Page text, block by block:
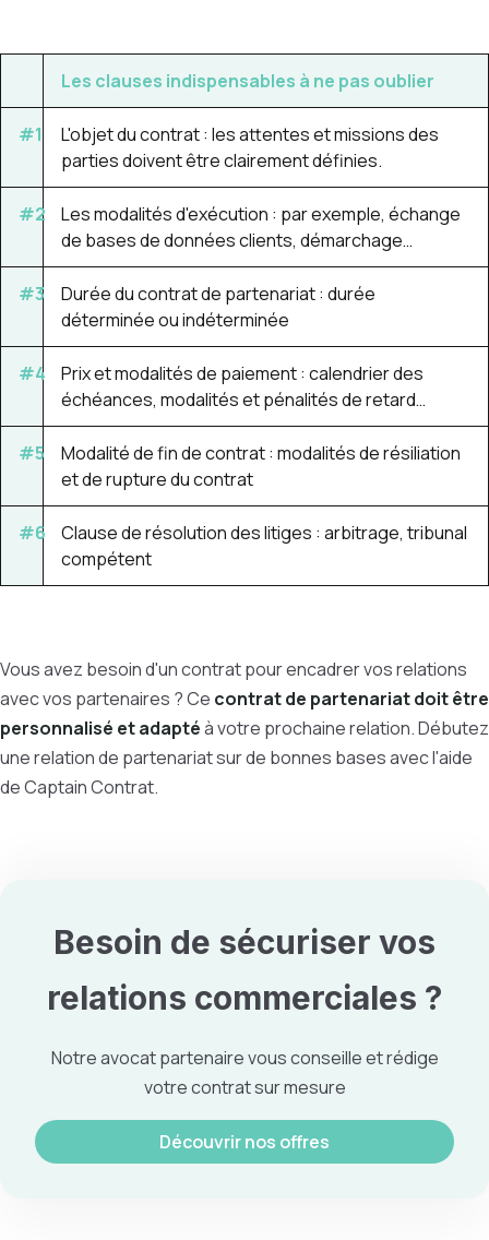
Les clauses indispensables à ne pas oublier
#1 L'objet du contrat: les attentes et missions des
parties doivent être clairement définies.
#2 Les modalités d'exécution : par exemple, échange
de bases de données clients, démarchage…
#3 Durée du contrat de partenariat: durée
déterminée ou indéterminée
#4 Prix et modalités de paiement: calendrier des
échéances, modalités et pénalités de retard…
#5 Modalité de fin de contrat: modalités de résiliation
et de rupture du contrat
#6 Clause de résolution des litiges : arbitrage, tribunal
compétent
Vous avez besoin d'un contrat pour encadrer vos relations
avec vos partenaires ? Ce contrat de partenariat doit être
personnalisé et adaptéà votre prochaine relation. Débutez
une relation de partenariat sur de bonnes bases avec l'aide
de Captain Contrat.
Besoin de sécuriser vos
relations commerciales ?
Notre avocat partenaire vous conseille et rédige
votre contrat sur mesure
Découvrir nos offres